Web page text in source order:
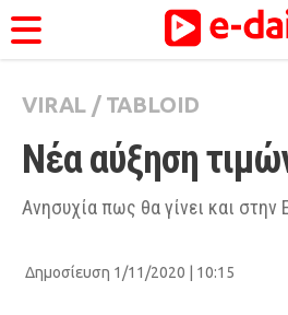
ΚΑΤΗΓΟΡΊΕΣ
Ειδήσεις
Θέματα
Podcasts
VIRAL / TABLOID
Νέα αύξηση
Aνησυχία πως θα γίνει και στην
Δημοσίευση 1/11/2020 | 10:15